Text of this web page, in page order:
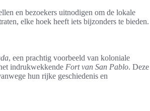
en bezoekers uitnodigen om de lokale
elke hoek heeft iets bijzonders te bieden.
, een prachtig voorbeeld van koloniale
indrukwekkende Fort van San Pablo. Deze
hun rijke geschiedenis en